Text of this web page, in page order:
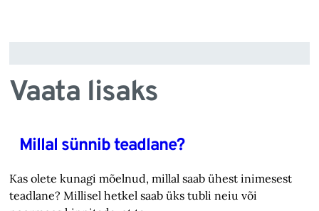
Vaata lisaks
Millal sünnib teadlane?
Kas olete kunagi mõelnud, millal saab ühest inimesest
teadlane? Millisel hetkel saab üks tubli neiu või